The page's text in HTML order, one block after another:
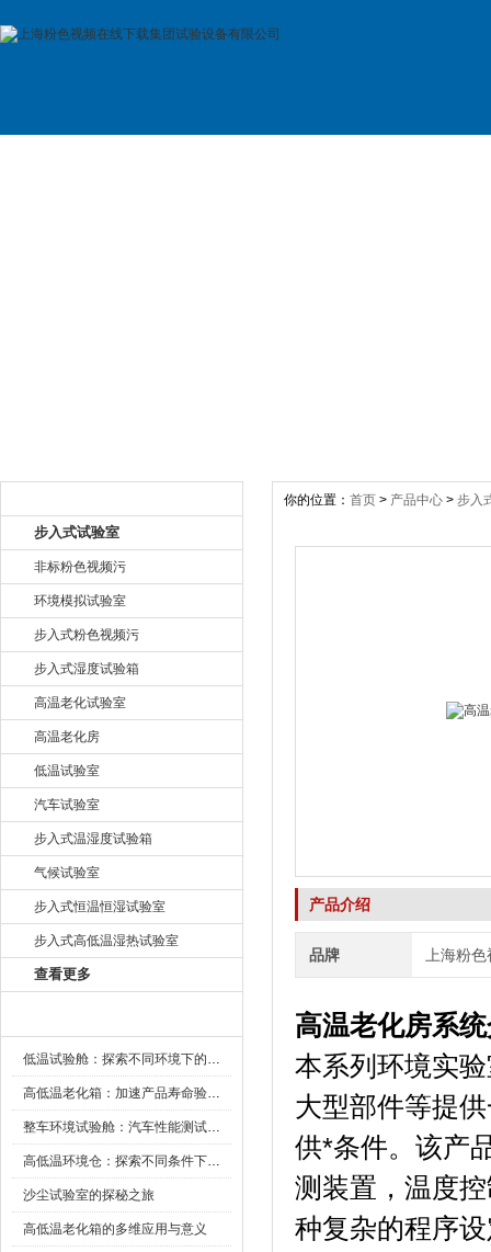
步入式试验室
非标粉色视频污
环境模拟试验室
步入式粉色视频污
步入式湿度试验箱
高温老化试验室
高温老化房
低温试验室
汽车试验室
步入式温湿度试验箱
气候试验室
步入式恒温恒湿试验室
步入式高低温湿热试验室
查看更多
低温试验舱：探索不同环境下的科技边界
高低温老化箱：加速产品寿命验证的可靠伙伴
整车环境试验舱：汽车性能测试的设备
高低温环境仓：探索不同条件下的科学奥秘
沙尘试验室的探秘之旅
高低温老化箱的多维应用与意义
你的位置： 首页 > 产品中心 > 步入
产品介绍
品牌 上海粉
高温老化房系
本系列环境实验
大型部件等提供
供*条件。
测装置，温度
种复杂的程序设定